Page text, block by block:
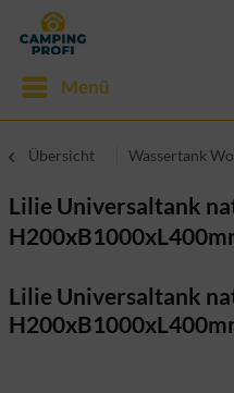
Menü
Übersicht Wassertank
Lilie Universaltank
Lilie Universaltank